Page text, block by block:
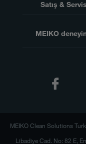
Satış & Servis
MEIKO
MEIKO Clean Solutions
Libadiye Cad. No: 82 E,